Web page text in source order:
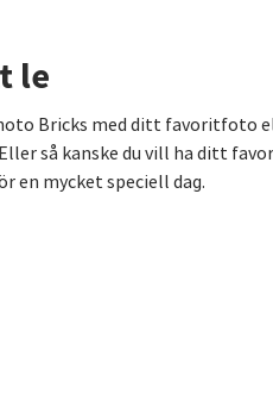
le
Bricks med ditt favoritfoto
så kanske du vill ha ditt
en mycket speciell dag.